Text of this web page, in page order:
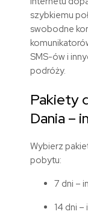
szybkiemu
swobodne
SMS-ów i
podróży.
Pakiety
Dania –
Wybierz
pobytu:
7 dni –
14 dni